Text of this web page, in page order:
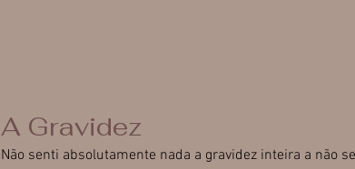
A Gravidez
Não senti absolutamente nada a gravidez inteira a não